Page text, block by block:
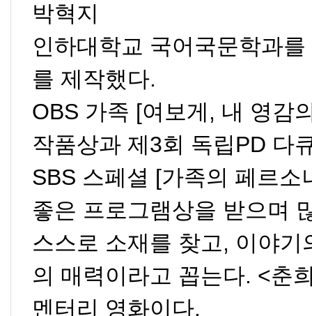
박혁지
인하대학교 국어국문학과
를 제작했다.
OBS 가족 [여보게, 내 영감
작품상과 제3회 독립PD 다
SBS 스페셜 [가족의 페르소
좋은 프로그램상을 받으며
스스로 소재를 찾고 , 이야기
의 매력이라고 꼽는다. <춘
멘터리 영화이다.